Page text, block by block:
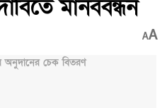
মানববন্ধন
AA